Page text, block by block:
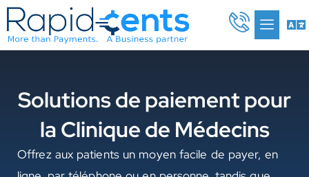
Aller
au
contenu
Solutions de paiement pour
la Clinique de Médecins
Offrez aux patients un moyen facile de payer, en